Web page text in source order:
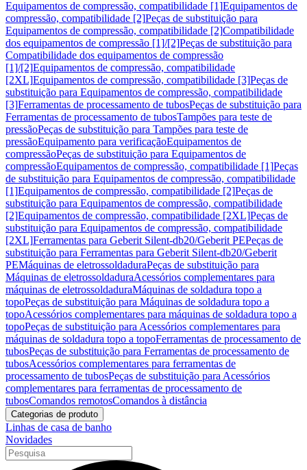
Equipamentos de compressão, compatibilidade [1]Equipamentos de
compressão, compatibilidade [2]Peças de substituição para
Equipamentos de compressão, compatibilidade [2]Compatibilidade
dos equipamentos de compressão [1]/[2]Peças de substituição para
Compatibilidade dos equipamentos de compressão
[1]/[2]Equipamentos de compressão, compatibilidade
[2XL]Equipamentos de compressão, compatibilidade [3]Peças de
substituição para Equipamentos de compressão, compatibilidade
[3]Ferramentas de processamento de tubosPeças de substituição para
Ferramentas de processamento de tubosTampões para teste de
pressãoPeças de substituição para Tampões para teste de
pressãoEquipamento para verificaçãoEquipamentos de
compressãoPeças de substituição para Equipamentos de
compressãoEquipamentos de compressão, compatibilidade [1]Peças
de substituição para Equipamentos de compressão, compatibilidade
[1]Equipamentos de compressão, compatibilidade [2]Peças de
substituição para Equipamentos de compressão, compatibilidade
[2]Equipamentos de compressão, compatibilidade [2XL]Peças de
substituição para Equipamentos de compressão, compatibilidade
[2XL]Ferramentas para Geberit Silent-db20/Geberit PEPeças de
substituição para Ferramentas para Geberit Silent-db20/Geberit
PEMáquinas de eletrossoldaduraPeças de substituição para
Máquinas de eletrossoldaduraAcessórios complementares para
máquinas de eletrossoldaduraMáquinas de soldadura topo a
topoPeças de substituição para Máquinas de soldadura topo a
topoAcessórios complementares para máquinas de soldadura topo a
topoPeças de substituição para Acessórios complementares para
máquinas de soldadura topo a topoFerramentas de processamento de
tubosPeças de substituição para Ferramentas de processamento de
tubosAcessórios complementares para ferramentas de
processamento de tubosPeças de substituição para Acessórios
complementares para ferramentas de processamento de
tubosComandos remotosComandos à distância
Categorias de produto
Linhas de casa de banho
Novidades